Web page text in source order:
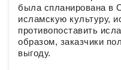
была спланирована в
исламскую культуру,
противопоставить
образом, заказчики
выгоду.